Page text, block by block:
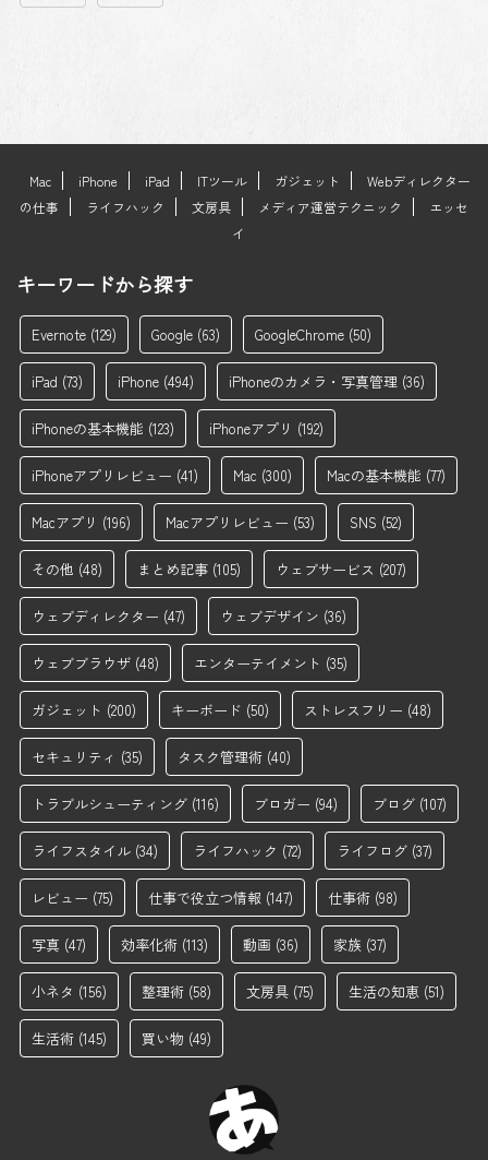
Mac iPhone iPad ITツール ガジェット
Webディレクター
の仕事
ライフハック 文房具 メディア運営テクニック
エッセ
イ
キーワードから探す
Evernote (129) Google (63) GoogleChrome (50)
iPad (73) iPhone (494) iPhoneのカメラ・写真管理 (36)
iPhoneの基本機能 (123) iPhoneアプリ (192)
iPhoneアプリレビュー (41) Mac (300) Macの基本機能 (77)
Macアプリ (196) Macアプリレビュー (53) SNS (52)
その他 (48) まとめ記事 (105) ウェブサービス (207)
ウェブディレクター (47) ウェブデザイン (36)
ウェブブラウザ (48) エンターテイメント (35)
ガジェット (200) キーボード (50) ストレスフリー (48)
セキュリティ (35) タスク管理術 (40)
トラブルシューティング (116) ブロガー (94) ブログ (107)
ライフスタイル (34) ライフハック (72) ライフログ (37)
レビュー (75) 仕事で役立つ情報 (147) 仕事術 (98)
写真 (47) 効率化術 (113) 動画 (36) 家族 (37)
小ネタ (156) 整理術 (58) 文房具 (75) 生活の知恵 (51)
生活術 (145) 買い物 (49)